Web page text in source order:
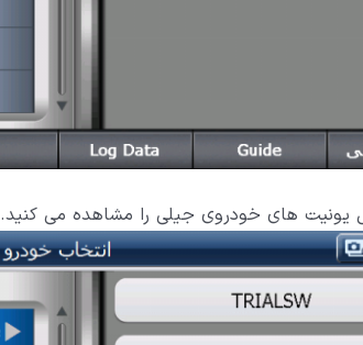
یونیت های خودروی جیلی را مشاهده می کنید.